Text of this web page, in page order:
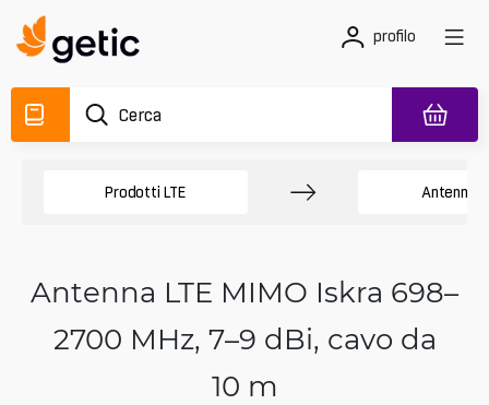
profilo
Prodotti LTE Antenne
Antenna LTE MIMO Iskra 698–
2700 MHz, 7–9 dBi, cavo da
10 m